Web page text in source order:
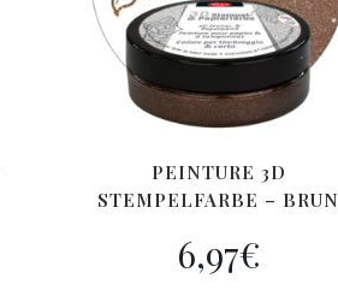
PEINTURE 3D
STEMPELFARBE – BRUN
6,97€